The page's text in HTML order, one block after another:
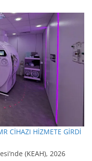
CİHAZI HİZMETE GİRDİ
(KEAH), 2026